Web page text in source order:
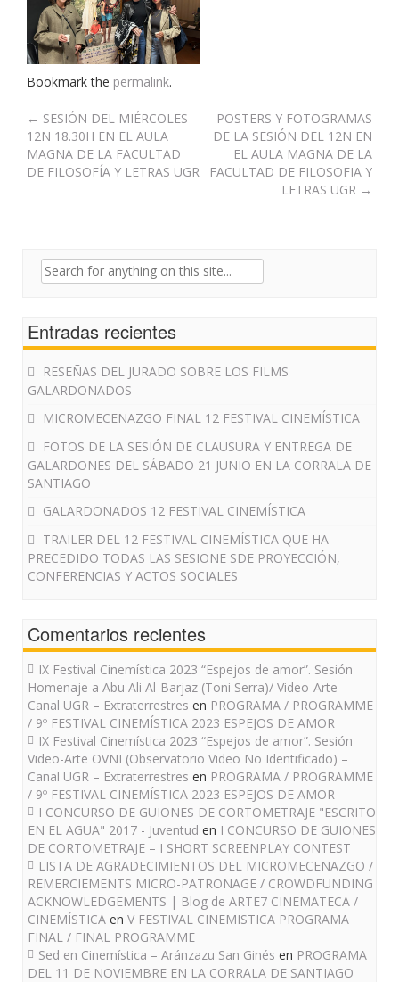
Bookmark the permalink.
Post
navigation
← SESIÓN DEL MIÉRCOLES
12N 18.30H EN EL AULA
MAGNA DE LA FACULTAD
DE FILOSOFÍA Y LETRAS UGR
POSTERS Y FOTOGRAMAS
DE LA SESIÓN DEL 12N EN
EL AULA MAGNA DE LA
FACULTAD DE FILOSOFIA Y
LETRAS UGR →
Search
Entradas recientes
RESEÑAS DEL JURADO SOBRE LOS FILMS
GALARDONADOS
MICROMECENAZGO FINAL 12 FESTIVAL CINEMÍSTICA
FOTOS DE LA SESIÓN DE CLAUSURA Y ENTREGA DE
GALARDONES DEL SÁBADO 21 JUNIO EN LA CORRALA DE
SANTIAGO
GALARDONADOS 12 FESTIVAL CINEMÍSTICA
TRAILER DEL 12 FESTIVAL CINEMÍSTICA QUE HA
PRECEDIDO TODAS LAS SESIONE SDE PROYECCIÓN,
CONFERENCIAS Y ACTOS SOCIALES
Comentarios recientes
IX Festival Cinemística 2023 “Espejos de amor”. Sesión
Homenaje a Abu Ali Al-Barjaz (Toni Serra)/ Video-Arte –
Canal UGR – Extraterrestres en PROGRAMA / PROGRAMME
/ 9º FESTIVAL CINEMÍSTICA 2023 ESPEJOS DE AMOR
IX Festival Cinemística 2023 “Espejos de amor”. Sesión
Video-Arte OVNI (Observatorio Video No Identificado) –
Canal UGR – Extraterrestres en PROGRAMA / PROGRAMME
/ 9º FESTIVAL CINEMÍSTICA 2023 ESPEJOS DE AMOR
I CONCURSO DE GUIONES DE CORTOMETRAJE "ESCRITO
EN EL AGUA" 2017 - Juventud en I CONCURSO DE GUIONES
DE CORTOMETRAJE – I SHORT SCREENPLAY CONTEST
LISTA DE AGRADECIMIENTOS DEL MICROMECENAZGO /
REMERCIEMENTS MICRO-PATRONAGE / CROWDFUNDING
ACKNOWLEDGEMENTS | Blog de ARTE7 CINEMATECA /
CINEMÍSTICA en V FESTIVAL CINEMISTICA PROGRAMA
FINAL / FINAL PROGRAMME
Sed en Cinemística – Aránzazu San Ginés en PROGRAMA
DEL 11 DE NOVIEMBRE EN LA CORRALA DE SANTIAGO